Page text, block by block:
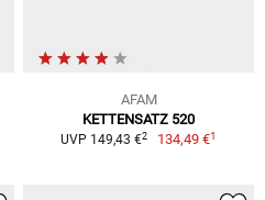
AFAM
KETTENSATZ 520
UVP 149,43 €2 134,49 €1